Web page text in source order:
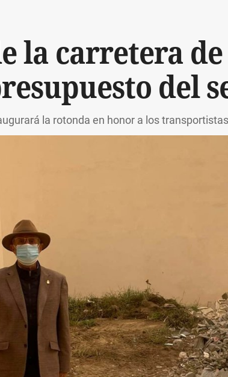
la carretera de
del
la rotonda en honor a los